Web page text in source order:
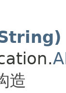
造